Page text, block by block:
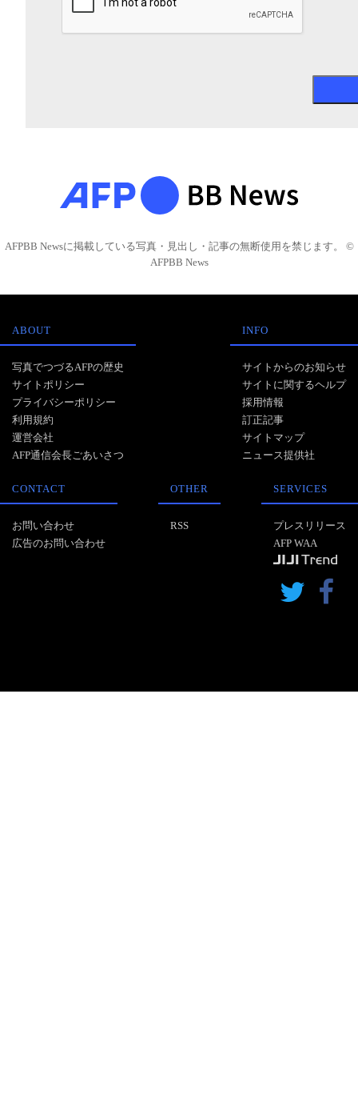
AFPBB Newsに掲載している写真・見出し・記事の無断使用を禁じます。 ©
AFPBB News
ABOUT
写真でつづるAFPの歴史
サイトポリシー
プライバシーポリシー
利用規約
運営会社
AFP通信会長ごあいさつ
INFO
サイトからのお知らせ
サイトに関するヘルプ
採用情報
訂正記事
サイトマップ
ニュース提供社
CONTACT
お問い合わせ
広告のお問い合わせ
OTHER
RSS
SERVICES
プレスリリース
AFP WAA